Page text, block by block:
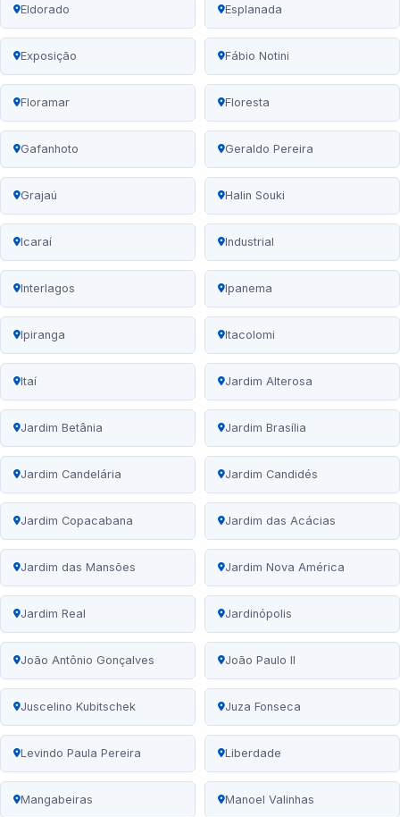
Eldorado Esplanada
Exposição Fábio Notini
Floramar Floresta
Gafanhoto Geraldo Pereira
Grajaú Halin Souki
Icaraí Industrial
Interlagos Ipanema
Ipiranga Itacolomi
Itaí Jardim Alterosa
Jardim Betânia Jardim Brasília
Jardim Candelária Jardim Candidés
Jardim Copacabana Jardim das Acácias
Jardim das Mansões Jardim Nova América
Jardim Real Jardinópolis
João Antônio Gonçalves João Paulo II
Juscelino Kubitschek Juza Fonseca
Levindo Paula Pereira Liberdade
Mangabeiras Manoel Valinhas